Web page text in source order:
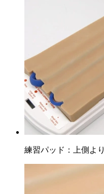
練習パッド：上側より